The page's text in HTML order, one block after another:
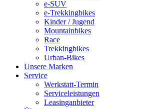
e-SUV
e-Trekkingbikes
Kinder / Jugend
Mountainbikes
Race
Trekkingbikes
Urban-Bikes
Unsere Marken
Service
Werkstatt-Termin
Serviceleistungen
Leasinganbieter